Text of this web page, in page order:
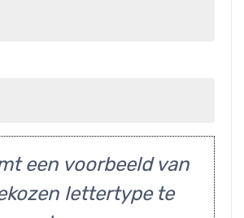
een voorbeeld van
lettertype te